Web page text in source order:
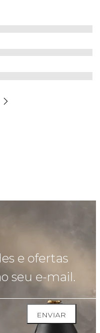
e ofertas
seu e-mail.
ENVIAR